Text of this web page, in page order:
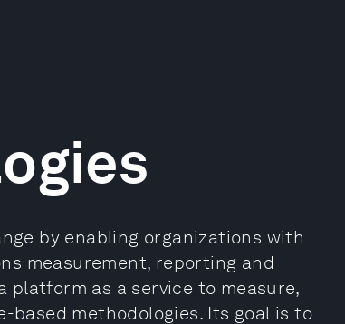
by enabling organizations with
measurement, reporting and
as a service to measure,
based methodologies. Its goal is to